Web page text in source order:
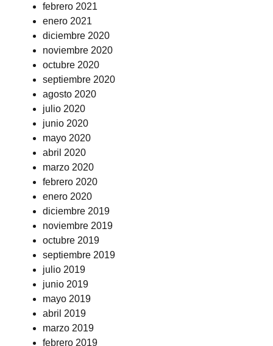
febrero 2021
enero 2021
diciembre 2020
noviembre 2020
octubre 2020
septiembre 2020
agosto 2020
julio 2020
junio 2020
mayo 2020
abril 2020
marzo 2020
febrero 2020
enero 2020
diciembre 2019
noviembre 2019
octubre 2019
septiembre 2019
julio 2019
junio 2019
mayo 2019
abril 2019
marzo 2019
febrero 2019